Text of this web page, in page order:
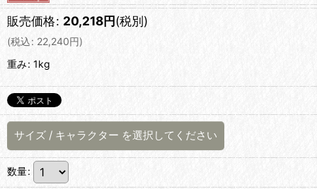
販売価格: 20,218円(税別)
(税込: 22,240円)
重み: 1kg
サイズ / キャラクター を選択してください
数量: